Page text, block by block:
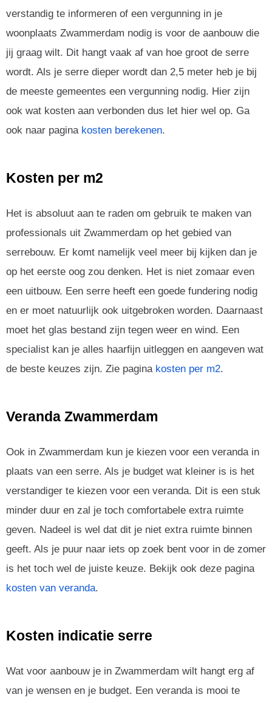
verstandig te informeren of een vergunning in je
woonplaats Zwammerdam nodig is voor de aanbouw die
jij graag wilt. Dit hangt vaak af van hoe groot de serre
wordt. Als je serre dieper wordt dan 2,5 meter heb je bij
de meeste gemeentes een vergunning nodig. Hier zijn
ook wat kosten aan verbonden dus let hier wel op. Ga
ook naar pagina kosten berekenen.
Kosten per m2
Het is absoluut aan te raden om gebruik te maken van
professionals uit Zwammerdam op het gebied van
serrebouw. Er komt namelijk veel meer bij kijken dan je
op het eerste oog zou denken. Het is niet zomaar even
een uitbouw. Een serre heeft een goede fundering nodig
en er moet natuurlijk ook uitgebroken worden. Daarnaast
moet het glas bestand zijn tegen weer en wind. Een
specialist kan je alles haarfijn uitleggen en aangeven wat
de beste keuzes zijn. Zie pagina kosten per m2.
Veranda Zwammerdam
Ook in Zwammerdam kun je kiezen voor een veranda in
plaats van een serre. Als je budget wat kleiner is is het
verstandiger te kiezen voor een veranda. Dit is een stuk
minder duur en zal je toch comfortabele extra ruimte
geven. Nadeel is wel dat dit je niet extra ruimte binnen
geeft. Als je puur naar iets op zoek bent voor in de zomer
is het toch wel de juiste keuze. Bekijk ook deze pagina
kosten van veranda.
Kosten indicatie serre
Wat voor aanbouw je in Zwammerdam wilt hangt erg af
van je wensen en je budget. Een veranda is mooi te